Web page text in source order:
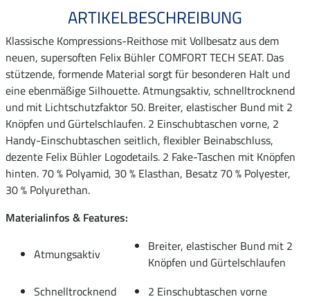
ARTIKELBESCHREIBUNG
Klassische Kompressions-Reithose mit Vollbesatz aus dem
neuen, supersoften Felix Bühler COMFORT TECH SEAT. Das
stützende, formende Material sorgt für besonderen Halt und
eine ebenmäßige Silhouette. Atmungsaktiv, schnelltrocknend
und mit Lichtschutzfaktor 50. Breiter, elastischer Bund mit 2
Knöpfen und Gürtelschlaufen. 2 Einschubtaschen vorne, 2
Handy-Einschubtaschen seitlich, flexibler Beinabschluss,
dezente Felix Bühler Logodetails. 2 Fake-Taschen mit Knöpfen
hinten. 70 % Polyamid, 30 % Elasthan, Besatz 70 % Polyester,
30 % Polyurethan.
Materialinfos & Features:
Atmungsaktiv
Breiter, elastischer Bund mit 2
Knöpfen und Gürtelschlaufen
Schnelltrocknend
2 Einschubtaschen vorne